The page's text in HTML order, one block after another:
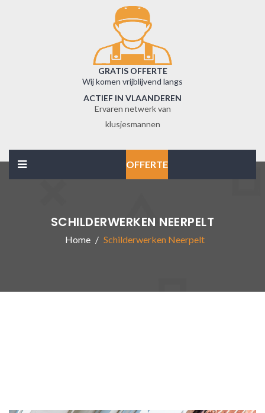
GRATIS OFFERTE
Wij komen vrijblijvend langs
ACTIEF IN VLAANDEREN
Ervaren netwerk van
klusjesmannen
OFFERTE
SCHILDERWERKEN NEERPELT
Home Schilderwerken Neerpelt